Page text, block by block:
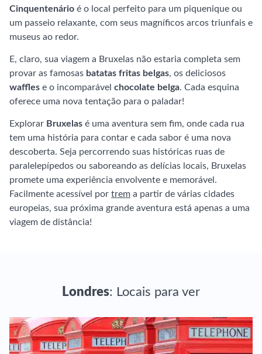
Cinquentenário é o local perfeito para um piquenique ou
um passeio relaxante, com seus magníficos arcos triunfais e
museus ao redor.
E, claro, sua viagem a Bruxelas não estaria completa sem
provar as famosas batatas fritas belgas, os deliciosos
waffles e o incomparável chocolate belga. Cada esquina
oferece uma nova tentação para o paladar!
Explorar Bruxelas é uma aventura sem fim, onde cada rua
tem uma história para contar e cada sabor é uma nova
descoberta. Seja percorrendo suas históricas ruas de
paralelepípedos ou saboreando as delícias locais, Bruxelas
promete uma experiência envolvente e memorável.
Facilmente acessível por trem a partir de várias cidades
europeias, sua próxima grande aventura está apenas a uma
viagem de distância!
Londres: Locais para ver